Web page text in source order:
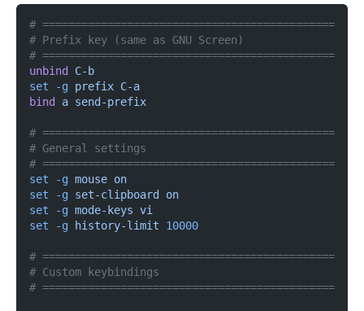
# =============================================
# Prefix key (same as GNU Screen)
# =============================================
unbind
C-b
set -g prefix C-a
bind
a send-prefix
# =============================================
# General settings
# =============================================
set -g mouse on
set -g set-clipboard on
set -g mode-keys vi
set -g history-limit 10000
# =============================================
# Custom keybindings
# =============================================